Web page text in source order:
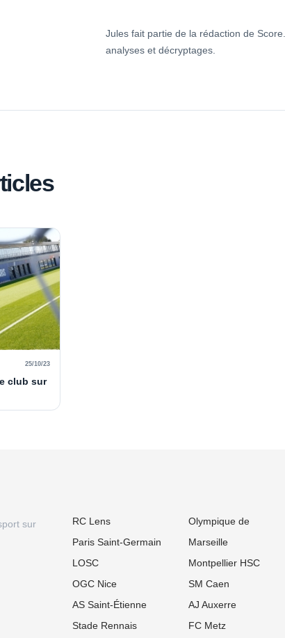
Jules fait partie de la rédaction de
analyses et décryptages.
25/10/23
club sur
sur
RC Lens
Paris Saint-Germain
LOSC
OGC Nice
AS Saint-Étienne
Stade Rennais
Olympique de
Marseille
Montpellier HSC
SM Caen
AJ Auxerre
FC Metz